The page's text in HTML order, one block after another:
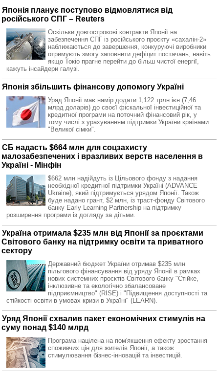
Японія планує поступово відмовлятися від
російського СПГ – Reuters
Оскільки довгострокові контракти Японії на
забезпечення СПГ із російського проєкту «сахалін-2»
наближаються до завершення, конкуруючі виробники
отримують змогу заповнити дефіцит постачань, навіть
якщо Токіо прагне перейти до більш чистої енергії,
кажуть інсайдери галузі.
Японія збільшить фінансову допомогу Україні
Уряд Японії має намір додати 1,122 трлн ієн (7,46
млрд доларів) до своєї фіскальної інвестиційної та
кредитної програми на поточний фінансовий рік, у
тому числі з урахуванням підтримки України країнами
"Великої сімки".
СБ надасть $664 млн для соцзахисту
малозабезпечених і вразливих верств населення в
Україні - Мінфін
$662 млн надійдуть із Цільового фонду з надання
необхідної кредитної підтримки Україні (ADVANCE
Ukraine), який підтримується урядом Японії. Також
буде надано грант, $2 млн, із траст-фонду Світового
банку Early Learning Partnership на підтримку
розширення програми із догляду за дітьми.
Україна отримала $235 млн від Японії за проєктами
Світового банку на підтримку освіти та приватного
сектору
Державний бюджет України отримав $235 млн
пільгового фінансування від уряду Японії в рамках
нових системних проєктів Світового банку "Стійке,
інклюзивне та екологічно збалансоване
підприємництво" (RISE) і "Підвищення доступності та
стійкості освіти в умовах кризи в Україні" (LEARN).
Уряд Японії схвалив пакет економічних стимулів на
суму понад $140 млрд
Програма націлена на пом'якшення ефекту зростання
споживчих цін для жителів Японії, а також
стимулювання бізнес-інновацій та інвестицій.